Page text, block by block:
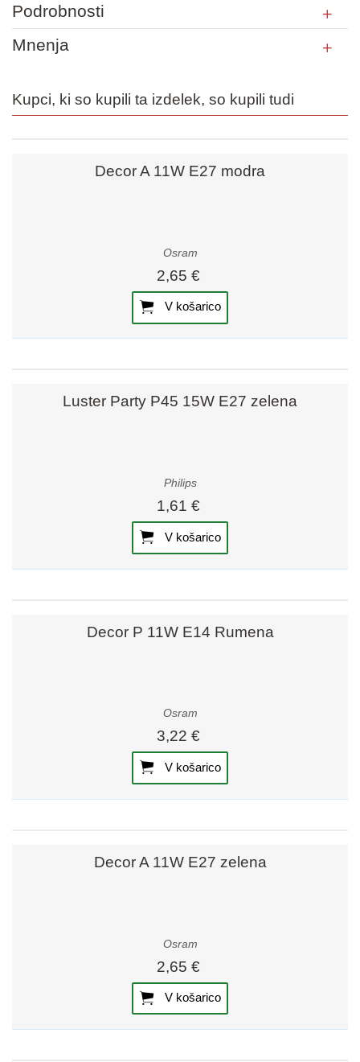
Podrobnosti
Mnenja
Kupci, ki so kupili ta izdelek, so kupili tudi
Decor A 11W E27 modra
Osram
2,65 €
V košarico
Luster Party P45 15W E27 zelena
Philips
1,61 €
V košarico
Decor P 11W E14 Rumena
Osram
3,22 €
V košarico
Decor A 11W E27 zelena
Osram
2,65 €
V košarico